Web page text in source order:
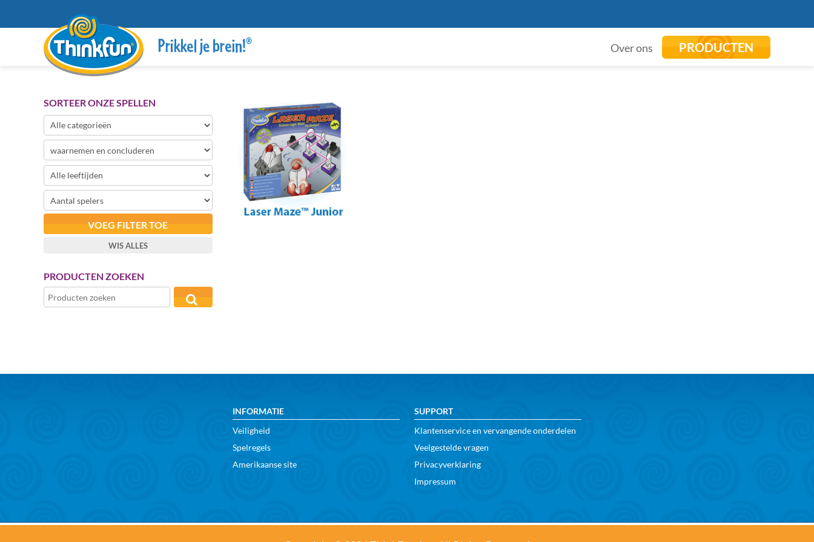
Over ons PRODUCTEN
SORTEER ONZE SPELLEN
VOEG FILTER TOE
WIS ALLES
PRODUCTEN ZOEKEN
INFORMATIE
Veiligheid
Spelregels
Amerikaanse site
SUPPORT
Klantenservice en vervangende onderdelen
Veelgestelde vragen
Privacyverklaring
Impressum